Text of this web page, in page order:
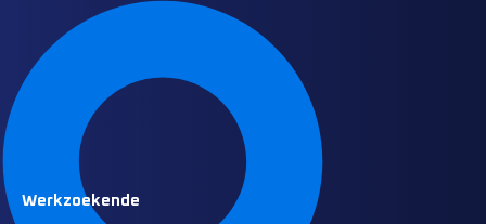
Werkzoekende